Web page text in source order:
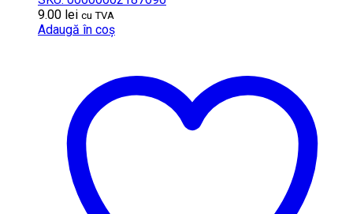
9.00 lei cu TVA
Adaugă în coș